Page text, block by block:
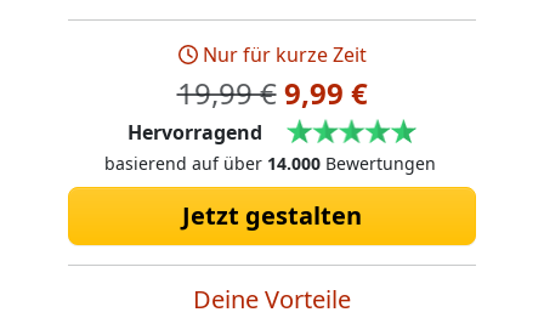
Nur für kurze Zeit
19,99 €9,99 €
Hervorragend
basierend auf über 14.000Bewertungen
Jetzt gestalten
Deine Vorteile